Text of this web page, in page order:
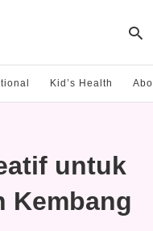
Kid’s Health
untuk
Kembang